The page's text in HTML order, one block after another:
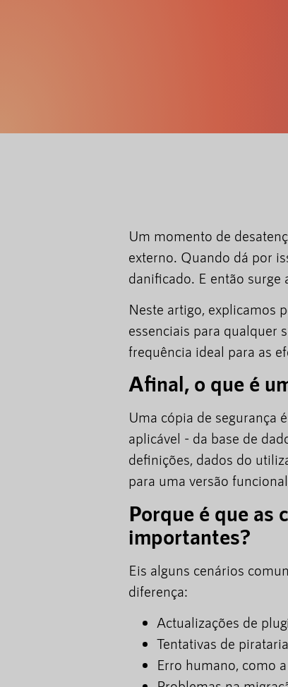
Um momento de
externo. Quando dá por
danificado. E então surge
Neste artigo, explicamos
essenciais para qualquer
frequência ideal para as
Afinal, o que é
Uma cópia de segurança
aplicável - da base de
definições, dados do
para uma versão
Porque é que as
importantes?
Eis alguns cenários
diferença:
Actualizações de
Tentativas de
Erro humano, como